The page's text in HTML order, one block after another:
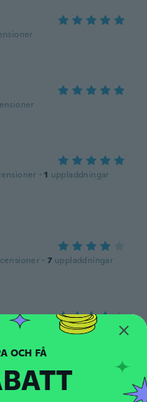
· 1 uppladdningar
· 7 uppladdningar
uppladdningar
a small and it was
the lace pulled
PRENUMERERA OCH FÅ